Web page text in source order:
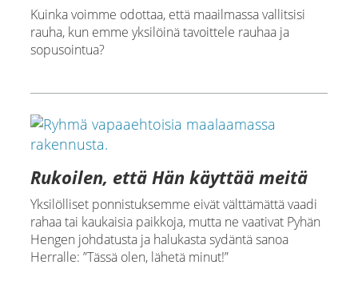
Kuinka voimme odottaa, että maailmassa vallitsisi
rauha, kun emme yksilöinä tavoittele rauhaa ja
sopusointua?
Rukoilen, että Hän käyttää meitä
Yksilölliset ponnistuksemme eivät välttämättä vaadi
rahaa tai kaukaisia paikkoja, mutta ne vaativat Pyhän
Hengen johdatusta ja halukasta sydäntä sanoa
Herralle: ”Tässä olen, lähetä minut!”